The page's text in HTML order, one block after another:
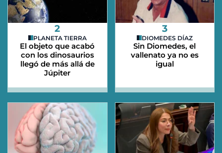
2
PLANETA TIERRA
El objeto que acabó
con los dinosaurios
llegó de más allá de
Júpiter
3
DIOMEDES DÍAZ
Sin Diomedes, el
vallenato ya no es
igual